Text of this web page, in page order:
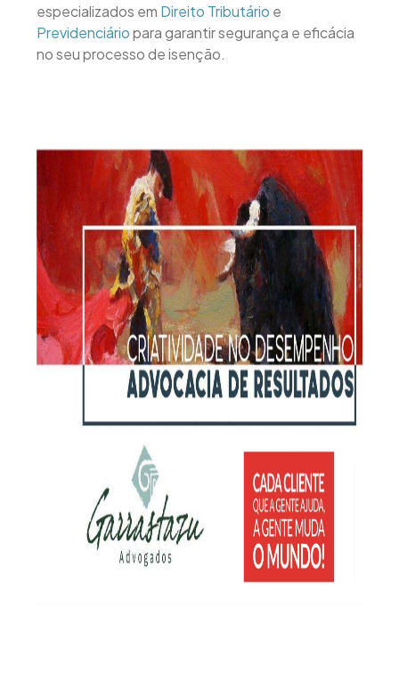
especializados em Direito Tributário e
Previdenciáriopara garantir segurança e eficácia
no seu processo de isenção.